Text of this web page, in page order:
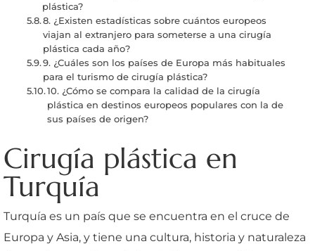
plástica?
8. ¿Existen estadísticas sobre cuántos europeos
viajan al extranjero para someterse a una cirugía
plástica cada año?
9. ¿Cuáles son los países de Europa más habituales
para el turismo de cirugía plástica?
10. ¿Cómo se compara la calidad de la cirugía
plástica en destinos europeos populares con la de
sus países de origen?
Cirugía plástica en
Turquía
Turquía es un país que se encuentra en el cruce de
Europa y Asia, y tiene una cultura, historia y naturaleza